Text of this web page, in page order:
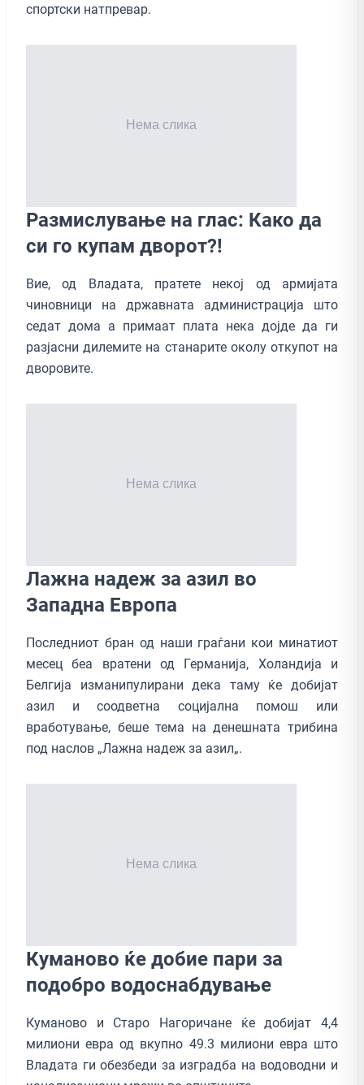
спортски натпревар.
Размислување на глас: Како да
си го купам дворот?!
Вие, од Владата, пратете некој од армијата
чиновници на државната администрација што
седат дома а примаат плата нека дојде да ги
разјасни дилемите на станарите околу откупот на
дворовите.
Лажна надеж за азил во
Западна Европа
Последниот бран од наши граѓани кои минатиот
месец беа вратени од Германија, Холандија и
Белгија изманипулирани дека таму ќе добијат
азил и соодветна социјална помош или
вработување, беше тема на денешната трибина
под наслов „Лажна надеж за азил„.
Куманово ќе добие пари за
подобро водоснабдување
Куманово и Старо Нагоричане ќе добијат 4,4
милиони евра од вкупно 49.3 милиони евра што
Владата ги обезбеди за изградба на водоводни и